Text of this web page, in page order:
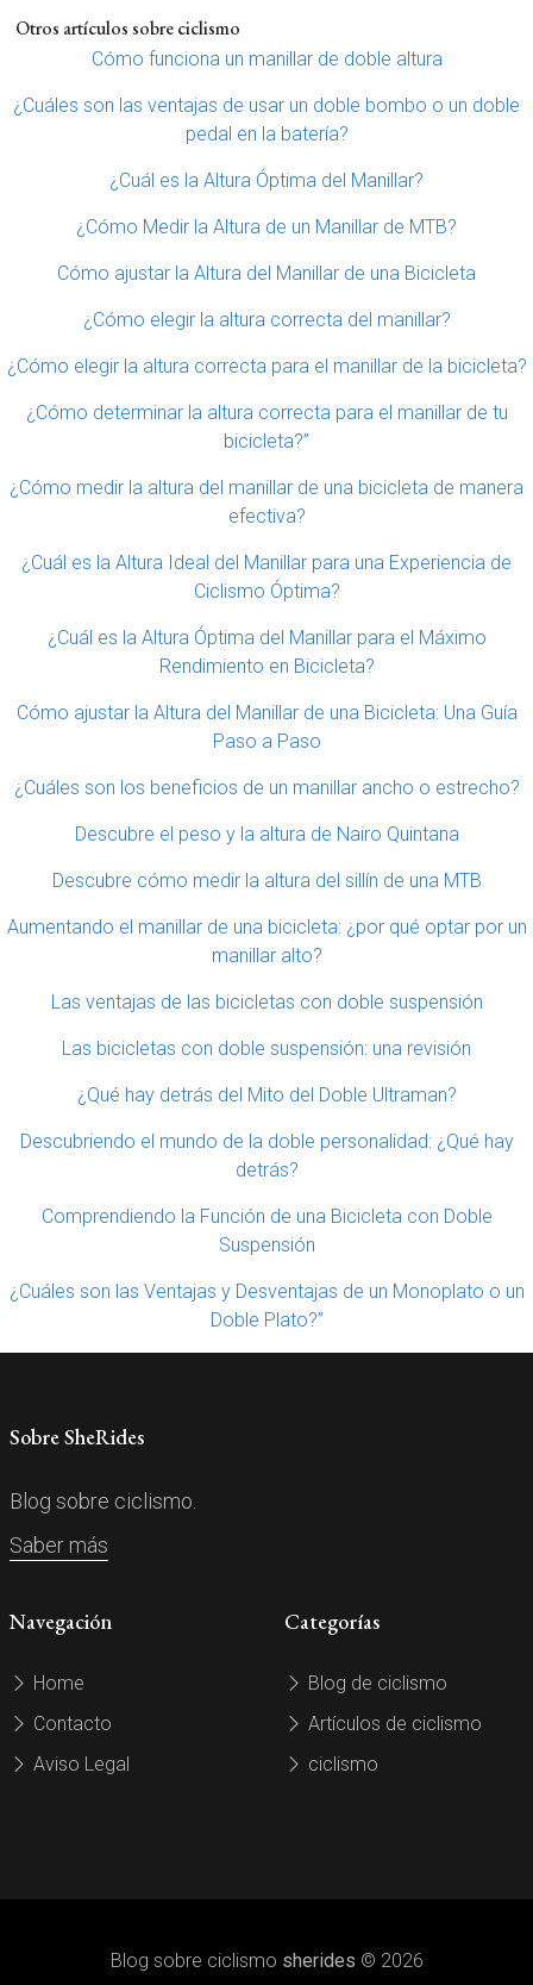
Otros artículos sobre ciclismo
Cómo funciona un manillar de doble altura
¿Cuáles son las ventajas de usar un doble bombo o un doble
pedal en la batería?
¿Cuál es la Altura Óptima del Manillar?
¿Cómo Medir la Altura de un Manillar de MTB?
Cómo ajustar la Altura del Manillar de una Bicicleta
¿Cómo elegir la altura correcta del manillar?
¿Cómo elegir la altura correcta para el manillar de la bicicleta?
¿Cómo determinar la altura correcta para el manillar de tu
bicicleta?”
¿Cómo medir la altura del manillar de una bicicleta de manera
efectiva?
¿Cuál es la Altura Ideal del Manillar para una Experiencia de
Ciclismo Óptima?
¿Cuál es la Altura Óptima del Manillar para el Máximo
Rendimiento en Bicicleta?
Cómo ajustar la Altura del Manillar de una Bicicleta: Una Guía
Paso a Paso
¿Cuáles son los beneficios de un manillar ancho o estrecho?
Descubre el peso y la altura de Nairo Quintana
Descubre cómo medir la altura del sillín de una MTB
Aumentando el manillar de una bicicleta: ¿por qué optar por un
manillar alto?
Las ventajas de las bicicletas con doble suspensión
Las bicicletas con doble suspensión: una revisión
¿Qué hay detrás del Mito del Doble Ultraman?
Descubriendo el mundo de la doble personalidad: ¿Qué hay
detrás?
Comprendiendo la Función de una Bicicleta con Doble
Suspensión
¿Cuáles son las Ventajas y Desventajas de un Monoplato o un
Doble Plato?”
Sobre SheRides
Blog sobre ciclismo.
Saber más
Navegación
Home
Contacto
Aviso Legal
Categorías
Blog de ciclismo
Artículos de ciclismo
ciclismo
Blog sobre ciclismo sherides © 2026